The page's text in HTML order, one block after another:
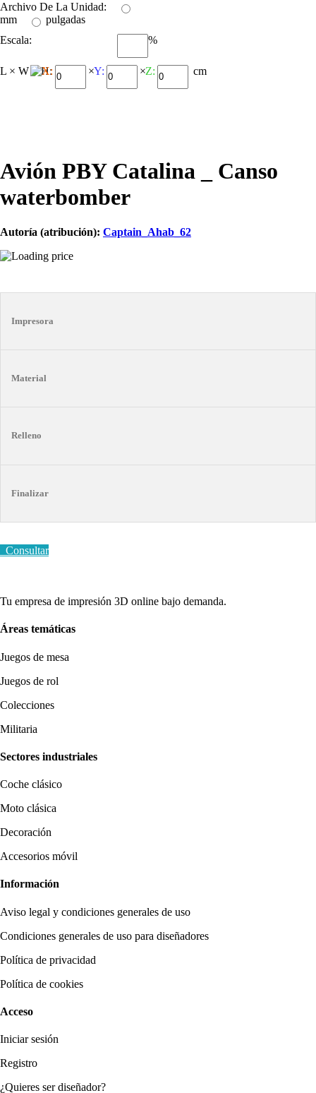
Archivo De La Unidad:
mm
pulgadas
Escala:
%
L × W × H:
X: ×Y: ×Z: cm
Avión PBY Catalina _ Canso
waterbomber
Autoría (atribución): Captain_Ahab_62
Impresora
Material
Relleno
Finalizar
Consultar
Tu empresa de impresión 3D online bajo demanda.
Áreas temáticas
Juegos de mesa
Juegos de rol
Colecciones
Militaria
Sectores industriales
Coche clásico
Moto clásica
Decoración
Accesorios móvil
Información
Aviso legal y condiciones generales de uso
Condiciones generales de uso para diseñadores
Política de privacidad
Política de cookies
Acceso
Iniciar sesión
Registro
¿Quieres ser diseñador?